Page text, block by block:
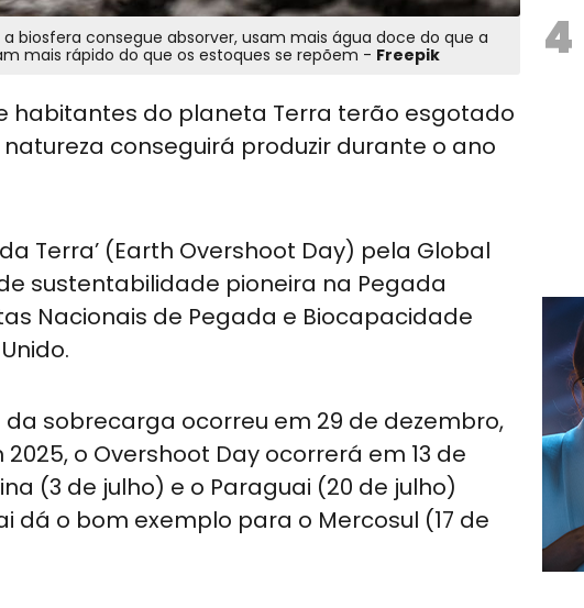
biosfera consegue absorver, usam mais água doce do que a
mais rápido do que os estoques se repõem - Freepik
habitantes do planeta Terra terão esgotado
conseguirá produzir durante o ano
Terra’ (Earth Overshoot Day) pela Global
sustentabilidade pioneira na Pegada
Nacionais de Pegada e Biocapacidade
da sobrecarga ocorreu em 29 de dezembro,
o Overshoot Day ocorrerá em 13 de
(3 de julho) e o Paraguai (20 de julho)
dá o bom exemplo para o Mercosul (17 de
4